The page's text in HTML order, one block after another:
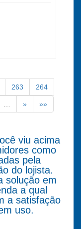
263 264
» »»
viu acima
como
pela
do lojista.
solução em
a qual
a satisfação
uso.